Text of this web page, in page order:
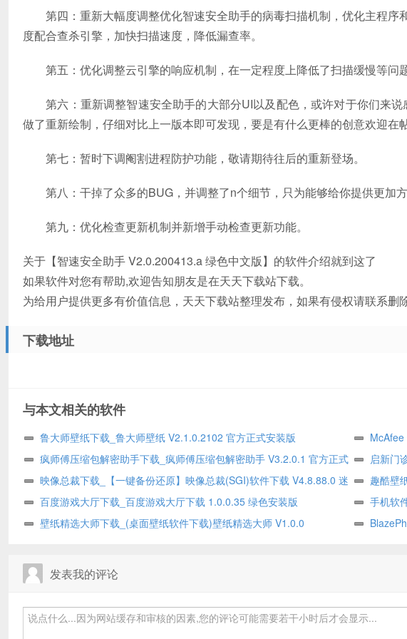
第四：重新大幅度调整优化智速安全助手的病毒扫描机制，优化主程序
度配合查杀引擎，加快扫描速度，降低漏查率。
第五：优化调整云引擎的响应机制，在一定程度上降低了扫描缓慢等问题
第六：重新调整智速安全助手的大部分UI以及配色，或许对于你们来说
做了重新绘制，仔细对比上一版本即可发现，要是有什么更棒的创意欢迎在
第七：暂时下调阉割进程防护功能，敬请期待往后的重新登场。
第八：干掉了众多的BUG，并调整了n个细节，只为能够给你提供更加方
第九：优化检查更新机制并新增手动检查更新功能。
关于【智速安全助手 V2.0.200413.a 绿色中文版】的软件介绍就到这了
如果软件对您有帮助,欢迎告知朋友是在天天下载站下载。
为给用户提供更多有价值信息，天天下载站整理发布，如果有侵权请联系删
下载地址
与本文相关的软件
鲁大师壁纸下载_鲁大师壁纸 V2.1.0.2102 官方正式安装版
V12.2.0.68
疯师傅压缩包解密助手下载_疯师傅压缩包解密助手 V3.2.0.1 官方正式
安装版
启新门
映像总裁下载_【一键备份还原】映像总裁(SGI)软件下载 V4.8.88.0 迷
你版
趣酷壁
百度游戏大厅下载_百度游戏大厅下载 1.0.0.35 绿色安装版
手机软
安装版
壁纸精选大师下载_(桌面壁纸软件下载)壁纸精选大师 V1.0.0
发表我的评论